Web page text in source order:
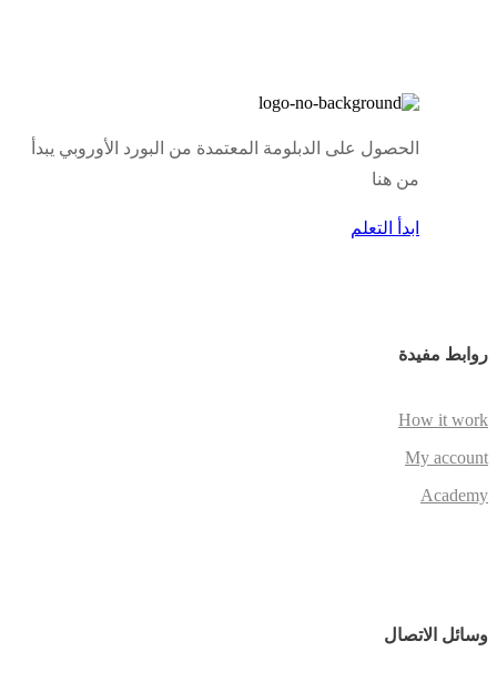
الحصول على الدبلومة المعتمدة من البورد الأوروبي يبدأ
من هنا
ابدأ التعلم
روابط مفيدة
How it work
My account
Academy
وسائل الاتصال